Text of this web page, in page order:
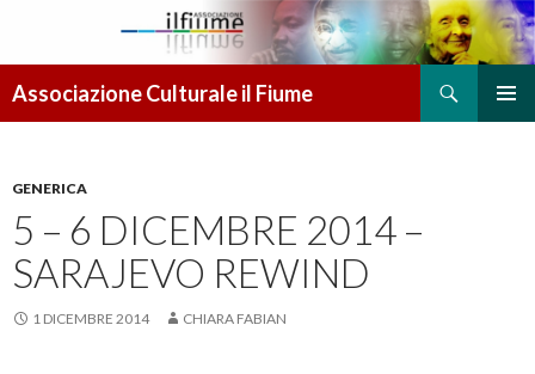
Associazione Culturale il Fiume
GENERICA
5 – 6 DICEMBRE 2014 –
SARAJEVO REWIND
1 DICEMBRE 2014 CHIARA FABIAN